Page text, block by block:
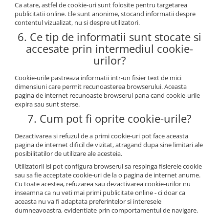
Ca atare, astfel de cookie-uri sunt folosite pentru targetarea
publicitatii online. Ele sunt anonime, stocand informatii despre
contentul vizualizat, nu si despre utilizatori.
6. Ce tip de informatii sunt stocate si
accesate prin intermediul cookie-
urilor?
Cookie-urile pastreaza informatii intr-un fisier text de mici
dimensiuni care permit recunoasterea browserului. Aceasta
pagina de internet recunoaste browserul pana cand cookie-urile
expira sau sunt sterse.
7. Cum pot fi oprite cookie-urile?
Dezactivarea si refuzul de a primi cookie-uri pot face aceasta
pagina de internet dificil de vizitat, atragand dupa sine limitari ale
posibilitatilor de utilizare ale acesteia.
Utilizatorii isi pot configura browserul sa respinga fisierele cookie
sau sa fie acceptate cookie-uri de la o pagina de internet anume.
Cu toate acestea, refuzarea sau dezactivarea cookie-urilor nu
inseamna ca nu veti mai primi publicitate online - ci doar ca
aceasta nu va fi adaptata preferintelor si interesele
dumneavoastra, evidentiate prin comportamentul de navigare.